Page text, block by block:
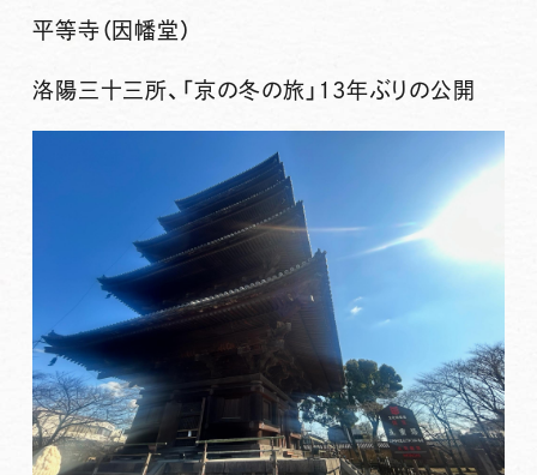
平等寺（因幡堂）
洛陽三十三所、「京の冬の旅」13年ぶりの公開